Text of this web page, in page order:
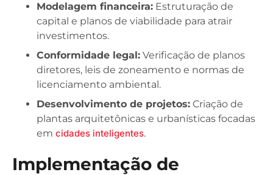
Modelagem financeira: Estruturação de
capital e planos de viabilidade para atrair
investimentos.
Conformidade legal: Verificação de planos
diretores, leis de zoneamento e normas de
licenciamento ambiental.
Desenvolvimento de projetos: Criação de
plantas arquitetônicas e urbanísticas focadas
em cidades inteligentes.
Implementação de